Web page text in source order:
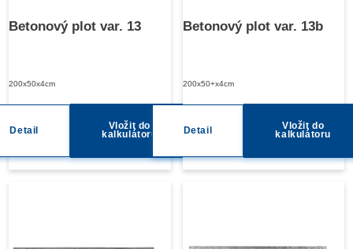
Betonový plot var. 13
200x50x4cm
Detail
Vložit do
kalkulátoru
Betonový plot var. 13b
200x50+x4cm
Detail
Vložit do
kalkulátoru